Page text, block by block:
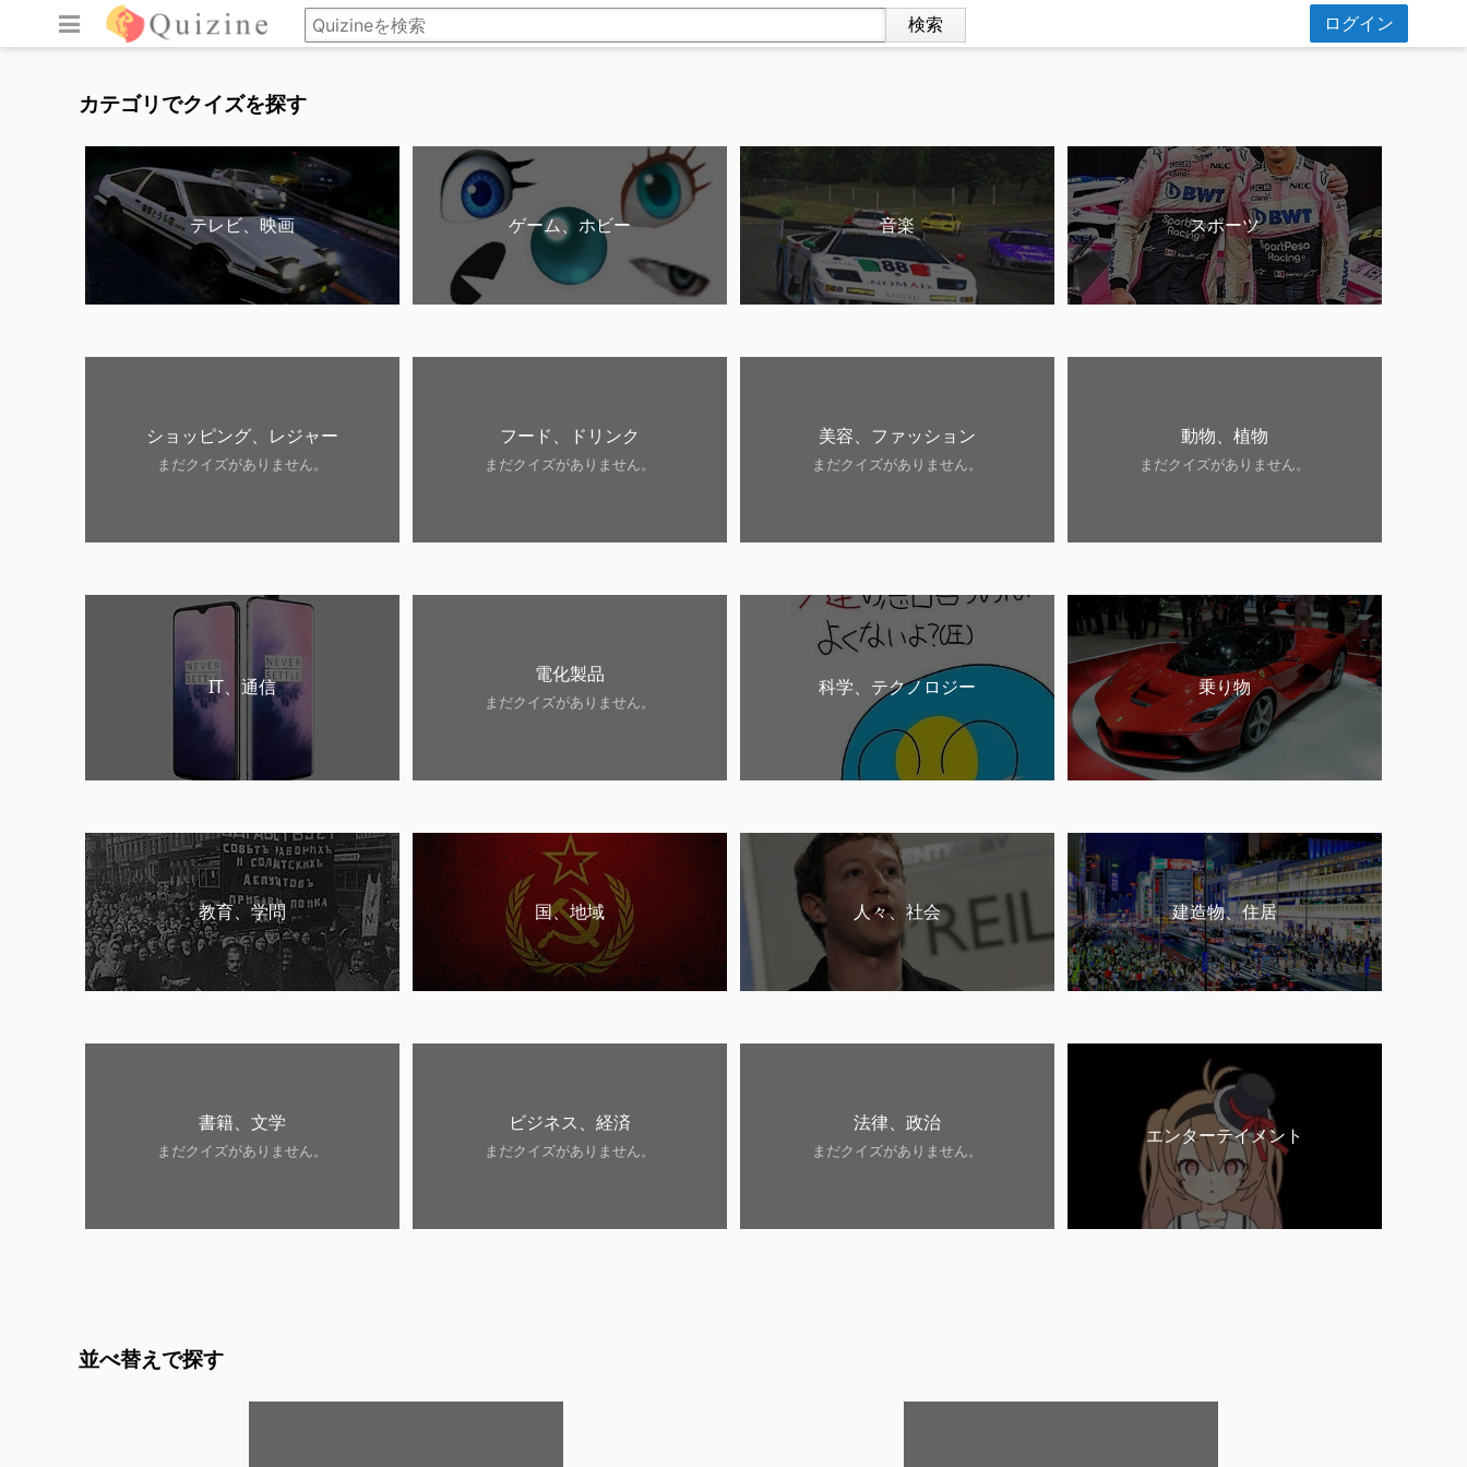
ログイン
カテゴリでクイズを探す
テレビ、映画 ゲーム、ホビー 音楽 スポーツ
ショッピング、レジャー
まだクイズがありません。
フード、ドリンク
まだクイズがありません。
美容、ファッション
まだクイズがありません。
動物、植物
まだクイズがありません。
IT、通信
電化製品
まだクイズがありません。
科学、テクノロジー 乗り物
教育、学問 国、地域 人々、社会 建造物、住居
書籍、文学
まだクイズがありません。
ビジネス、経済
まだクイズがありません。
法律、政治
まだクイズがありません。
エンターテイメント
並べ替えで探す